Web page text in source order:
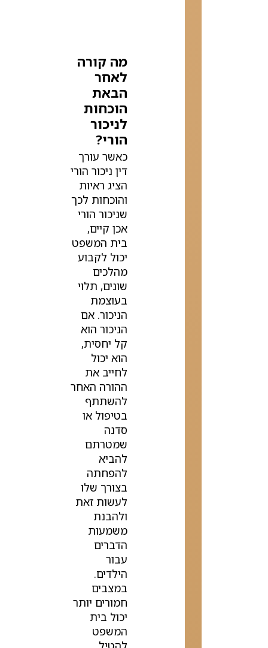
מה קורה
לאחר
הבאת
הוכחות
לניכור
הורי?
כאשר עורך
דין ניכור הורי
הציג ראיות
והוכחות לכך
שניכור הורי
אכן קיים,
בית המשפט
יכול לקבוע
מהלכים
שונים, תלוי
בעוצמת
הניכור. אם
הניכור הוא
קל יחסית,
הוא יכול
לחייב את
ההורה האחר
להשתתף
בטיפול או
סדנה
שמטרתם
להביא
להפחתה
בצורך שלו
לעשות זאת
ולהבנת
משמעות
הדברים
עבור
הילדים.
במצבים
חמורים יותר
יכול בית
המשפט